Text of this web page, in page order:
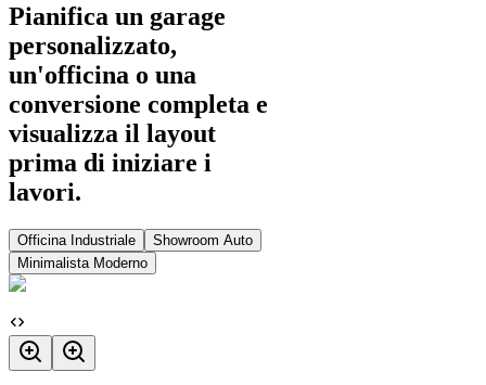
Pianifica un garage
personalizzato,
un'officina o una
conversione completa e
visualizza il layout
prima di iniziare i
lavori.
Officina Industriale
Showroom Auto
Minimalista Moderno